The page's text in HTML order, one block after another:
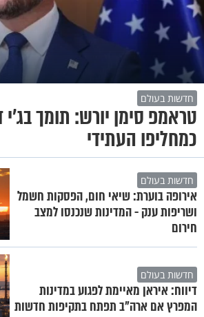
חדשות בעולם
טראמפ סימן יורש: תומך בג'י
כמחליפו העתידי
חדשות בעולם
אירופה בוערת: שיאי חום, הפסקות חשמל
ושריפות ענק - המדינות שנכנסו למצב
חירום
חדשות בעולם
דיווח: איראן מאיימת לפגוע במדינות
המפרץ אם ארה"ב תפתח בתקיפות חדשות